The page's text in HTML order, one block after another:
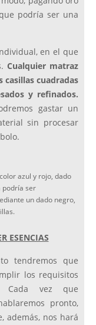
podría ser una
en el que
Cualquier matraz
cuadradas
y refinados.
gastar un
sin procesar
azul y rojo, dado
podría ser
un dado negro,
ESENCIAS
tendremos que
los requisitos
Cada vez que
pronto,
además, nos hará